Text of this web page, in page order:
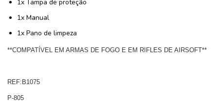
1x Tampa de proteção
1x Manual
1x Pano de limpeza
**COMPATÍVEL EM ARMAS DE FOGO E EM RIFLES DE AIRSOFT**
REF:B1075
P-805